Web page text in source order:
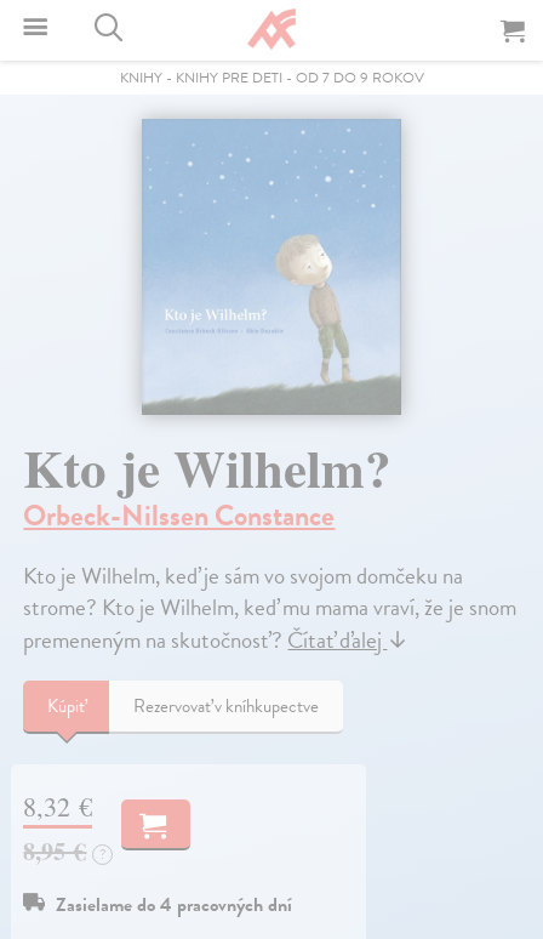
KNIHY- KNIHY PRE DETI - OD 7 DO 9 ROKOV
Kto je Wilhelm?
Orbeck-Nilssen Constance
Kto je Wilhelm, keď je sám vo svojom domčeku na
strome? Kto je Wilhelm, keď mu mama vraví, že je snom
premeneným na skutočnosť?Čítať ďalej↓
Kúpiť Rezervovať v kníhkupectve
8,32 €
8,95 € ?
Zasielame do 4 pracovných dní